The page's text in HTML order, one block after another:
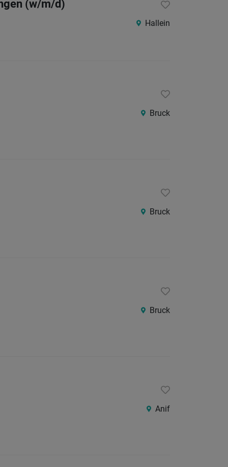
(w/m/d)
Hallein
Bruck
Bruck
Bruck
Anif